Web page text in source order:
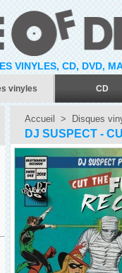
VINYLES, CD, DVD,
vinyles CD
Accueil > Disques
DJ SUSPECT -